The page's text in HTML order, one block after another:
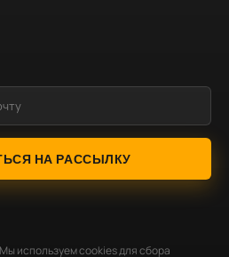
НА РАССЫЛКУ
используем cookies для сбора